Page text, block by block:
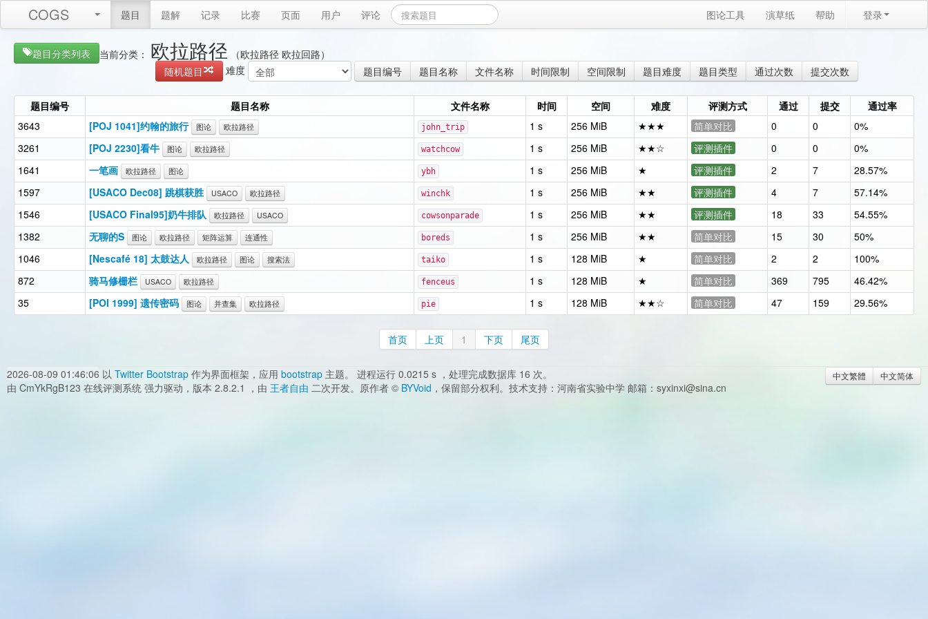
COGS 题目 题解 记录 比赛 页面 用户 评论 图论工具 演草纸 帮助 登录
题目分类列表 当前分类： 欧拉路径 （欧拉路径 欧拉回路）
随机题目
难度 题目编号 题目名称 文件名称 时间限制 空间限制 题目难度 题目类型 通过次数 提交次数
题目编号 题目名称 文件名称 时间 空间 难度 评测方式 通过 提交
通过率
3643
[POJ 1041]约翰的旅行 图论 欧拉路径 john_trip 1 s 256 MiB ★★★ 简单对比 0 0
0%
3261
[POJ 2230]看牛 图论 欧拉路径 watchcow 1 s 256 MiB ★★☆ 评测插件 0 0
0%
1641
一笔画 欧拉路径 图论 ybh 1 s 256 MiB ★ 评测插件 2 7
28.57%
1597
[USACO Dec08] 跳棋获胜 USACO 欧拉路径 winchk 1 s 256 MiB ★★ 评测插件 4 7
57.14%
1546
[USACO Final95]奶牛排队 欧拉路径 USACO cowsonparade 1 s 256 MiB ★★ 评测插件 18 33
54.55%
1382
无聊的S 图论 欧拉路径 矩阵运算 连通性 boreds 1 s 256 MiB ★★ 简单对比 15 30
50%
1046
[Nescafé 18] 太鼓达人 欧拉路径 图论 搜索法 taiko 1 s 128 MiB ★ 简单对比 2 2
100%
872
骑马修栅栏 USACO 欧拉路径 fenceus 1 s 128 MiB ★ 简单对比 369 795
46.42%
35
[POI 1999] 遗传密码 图论 并查集 欧拉路径 pie 1 s 128 MiB ★★☆ 简单对比 47 159 29.56%
首页 上页 1 下页 尾页
中文繁體 中文简体
2026-08-09 01:46:06 以 Twitter Bootstrap 作为界面框架，应用 bootstrap 主题。 进程运行 0.0215 s ，处理完成数据库 16 次。
由 CmYkRgB123 在线评测系统 强力驱动，版本 2.8.2.1 ，由 王者自由 二次开发。原作者 © BYVoid ，保留部分权利。技术支持：河南省实验中学 邮箱：syxinxi@sina.cn